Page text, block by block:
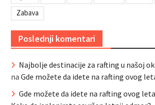
Zabava
Poslednji komentari
Najbolje destinacije za rafting u našoj
na Gde možete da idete na rafting ovog
Gde možete da idete na rafting ovog